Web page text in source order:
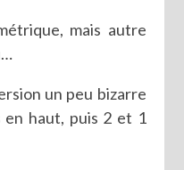
mais autre
un peu bizarre
haut, puis 2 et 1